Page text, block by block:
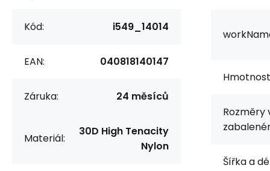
Kód: i549_14014
EAN: 040818140147
Záruka: 24 měsíců
Materiál:
30D High Tenacity
Nylon
Rozměry
Šířka a